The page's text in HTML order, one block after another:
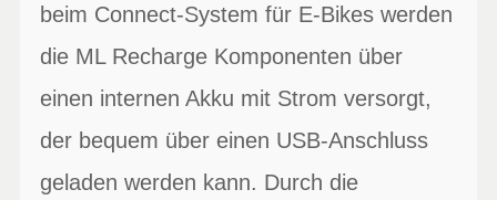
beim Connect-System für E-Bikes werden
die ML Recharge Komponenten über
einen internen Akku mit Strom versorgt,
der bequem über einen USB-Anschluss
geladen werden kann. Durch die